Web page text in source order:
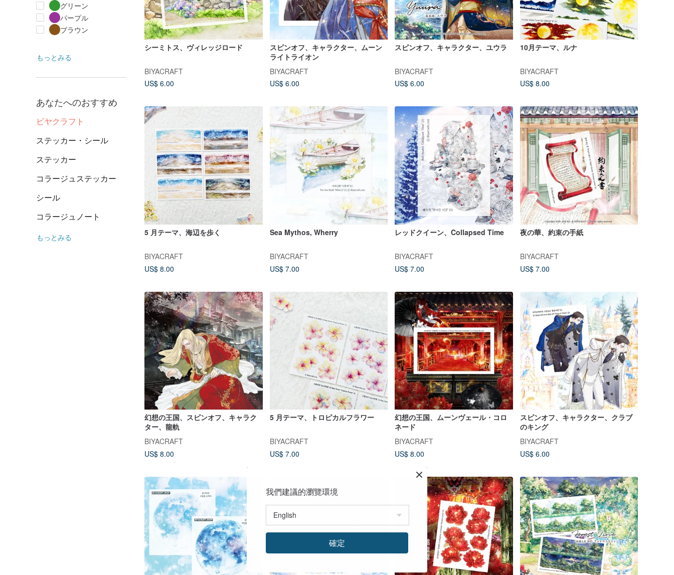
グリーン
パープル
ブラウン
もっとみる
あなたへのおすすめ
ビヤクラフト
ステッカー・シール
ステッカー
コラージュステッカー
シール
コラージュノート
もっとみる
シーミトス、ヴィレッジロード
BIYACRAFT
US$ 6.00
スピンオフ、キャラクター、ムーン
ライトライオン
BIYACRAFT
US$ 6.00
スピンオフ、キャラクター、ユウラ
BIYACRAFT
US$ 6.00
10月テーマ、ルナ
BIYACRAFT
US$ 8.00
5 月テーマ、海辺を歩く
BIYACRAFT
US$ 8.00
Sea Mythos, Wherry
BIYACRAFT
US$ 7.00
レッドクイーン、Collapsed Time
BIYACRAFT
US$ 7.00
夜の華、約束の手紙
BIYACRAFT
US$ 7.00
幻想の王国、スピンオフ、キャラク
ター、龍軌
BIYACRAFT
US$ 8.00
5 月テーマ、トロピカルフラワー
BIYACRAFT
US$ 7.00
幻想の王国、ムーンヴェール・コロ
ネード
BIYACRAFT
US$ 8.00
スピンオフ、キャラクター、クラブ
のキング
BIYACRAFT
US$ 6.00
我們建議的瀏覽環境
確定